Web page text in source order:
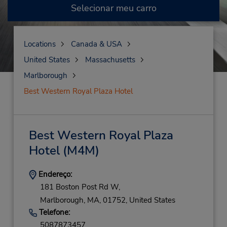
Selecionar meu carro
Locations
Canada & USA
United States
Massachusetts
Marlborough
Best Western Royal Plaza Hotel
Best Western Royal Plaza
Hotel(M4M)
Endereço:
181 Boston Post Rd W,
Marlborough, MA, 01752, United States
Telefone: